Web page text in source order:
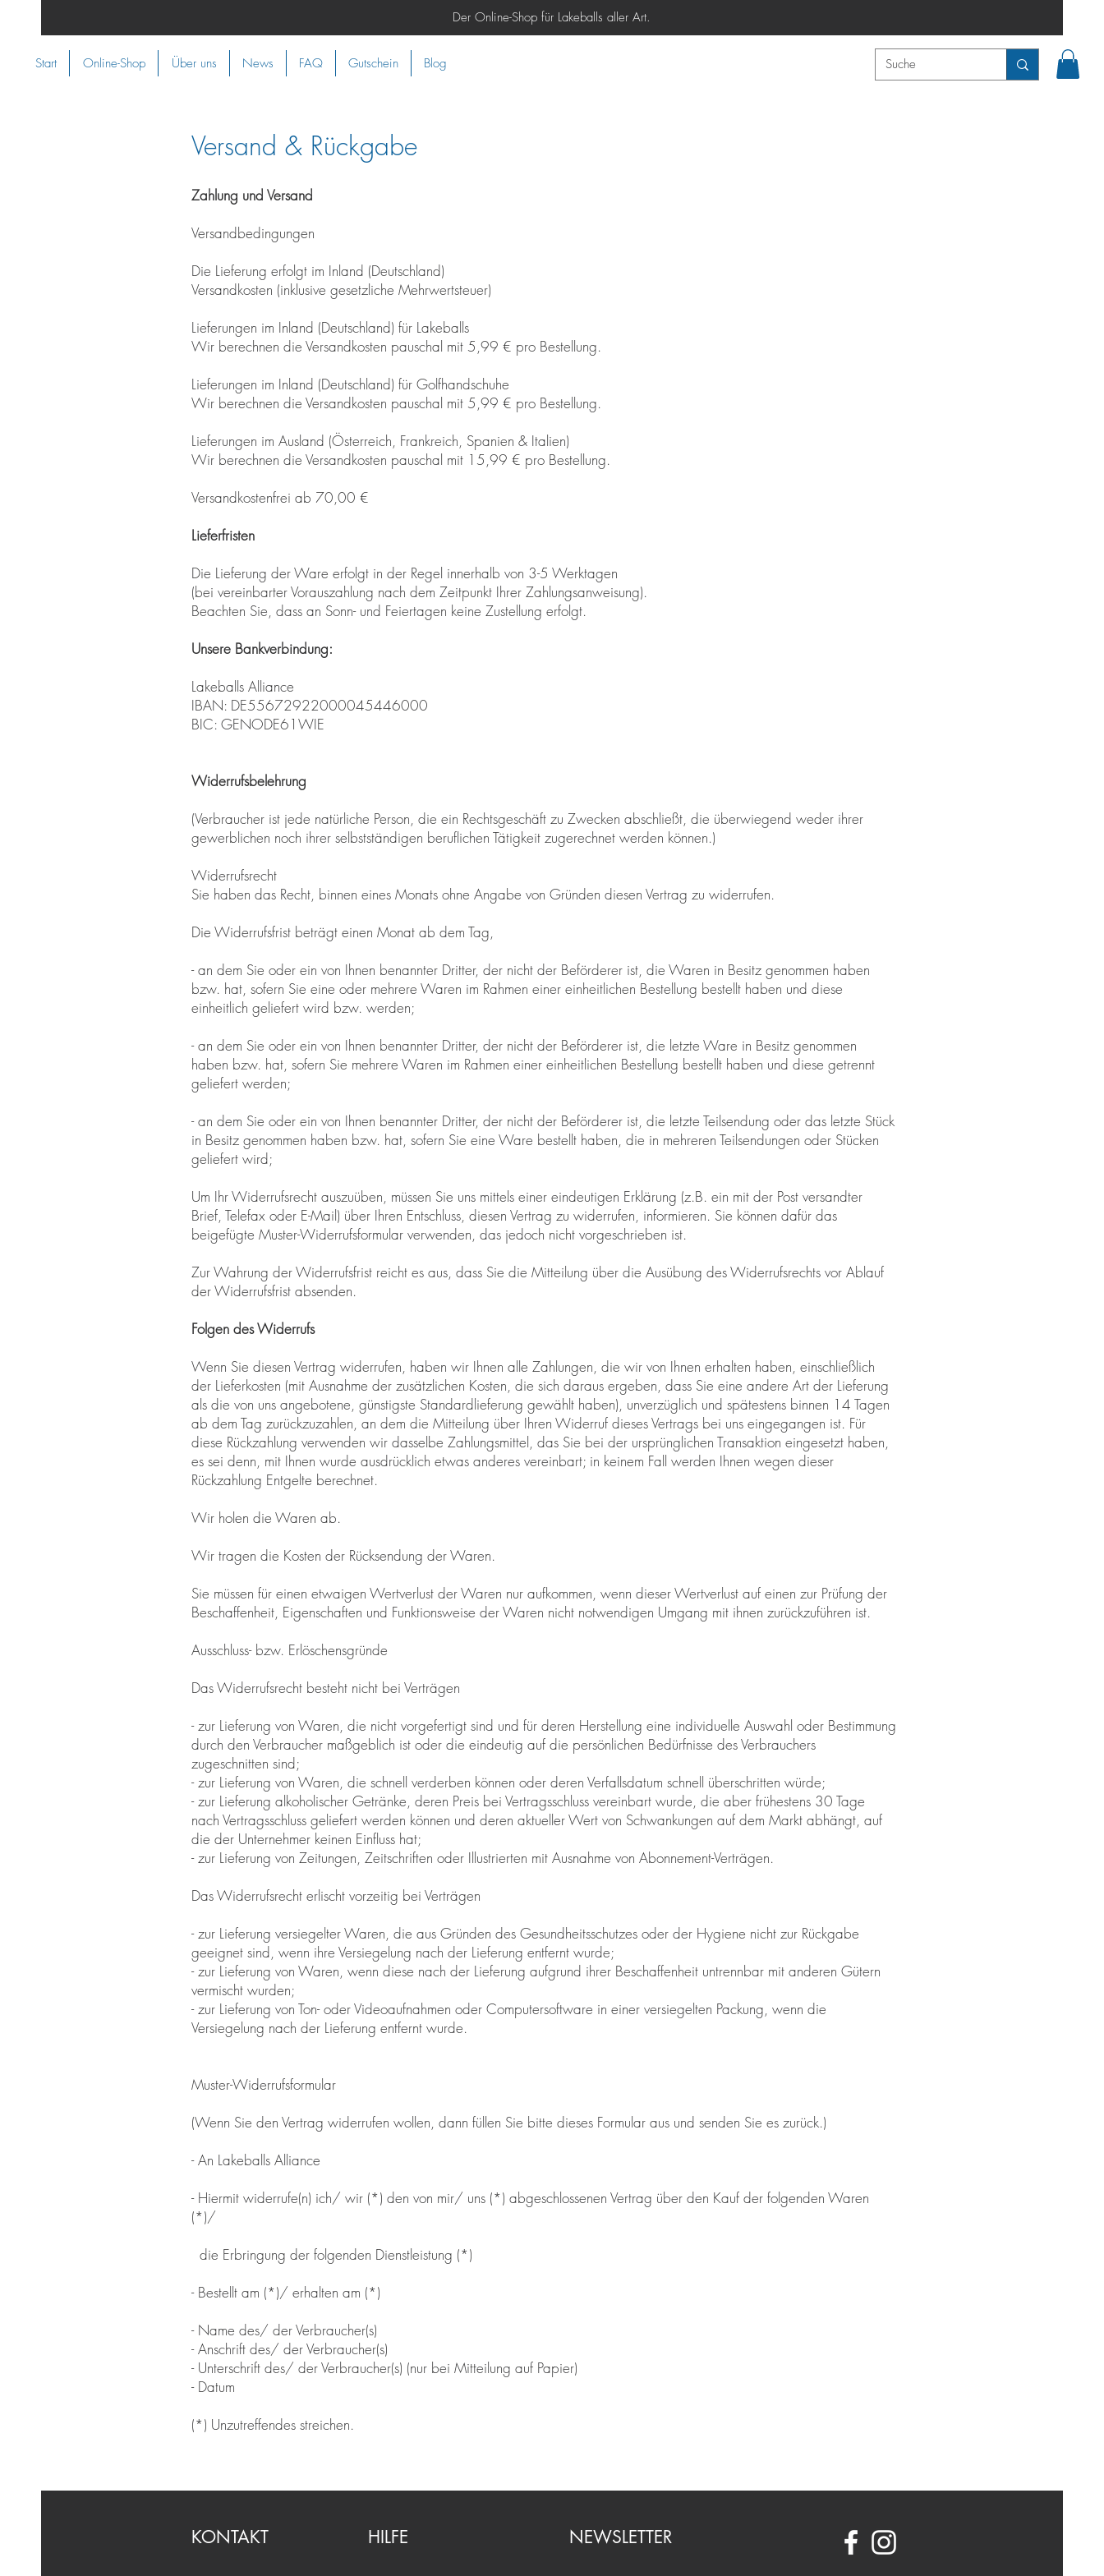
Start Online-Shop Über uns News FAQ Gutschein Blog
Der Online-Shop für Lakeballs aller Art.
Versand & Rückgabe
Zahlung und Versand
Versandbedingungen
Die Lieferung erfolgt im Inland (Deutschland)
Versandkosten (inklusive gesetzliche Mehrwertsteuer)
Lieferungen im Inland (Deutschland) für Lakeballs
Wir berechnen die Versandkosten pauschal mit 5,99 € pro Bestellung.
Lieferungen im Inland (Deutschland) für Golfhandschuhe
Wir berechnen die Versandkosten pauschal mit 5,99 € pro Bestellung.
Lieferungen im Ausland (Österreich, Frankreich, Spanien & Italien)
Wir berechnen die Versandkosten pauschal mit 15,99 € pro Bestellung.
Versandkostenfrei ab 70,00 €
Lieferfristen
Die Lieferung der Ware erfolgt in der Regel innerhalb von 3-5 Werktagen
(bei vereinbarter Vorauszahlung nach dem Zeitpunkt Ihrer Zahlungsanweisung).
Beachten Sie, dass an Sonn- und Feiertagen keine Zustellung erfolgt.
Unsere Bankverbindung:
Lakeballs Alliance
IBAN: DE55672922000045446000
BIC: GENODE61WIE
Widerrufsbelehrung
(Verbraucher ist jede natürliche Person, die ein Rechtsgeschäft zu Zwecken abschließt, die überwiegend weder ihrer
gewerblichen noch ihrer selbstständigen beruflichen Tätigkeit zugerechnet werden können.)
Widerrufsrecht
Sie haben das Recht, binnen eines Monats ohne Angabe von Gründen diesen Vertrag zu widerrufen.
Die Widerrufsfrist beträgt einen Monat ab dem Tag,
- an dem Sie oder ein von Ihnen benannter Dritter, der nicht der Beförderer ist, die Waren in Besitz genommen haben
bzw. hat, sofern Sie eine oder mehrere Waren im Rahmen einer einheitlichen Bestellung bestellt haben und diese
einheitlich geliefert wird bzw. werden;
- an dem Sie oder ein von Ihnen benannter Dritter, der nicht der Beförderer ist, die letzte Ware in Besitz genommen
haben bzw. hat, sofern Sie mehrere Waren im Rahmen einer einheitlichen Bestellung bestellt haben und diese getrennt
geliefert werden;
- an dem Sie oder ein von Ihnen benannter Dritter, der nicht der Beförderer ist, die letzte Teilsendung oder das letzte Stück
in Besitz genommen haben bzw. hat, sofern Sie eine Ware bestellt haben, die in mehreren Teilsendungen oder Stücken
geliefert wird;
Um Ihr Widerrufsrecht auszuüben, müssen Sie uns mittels einer eindeutigen Erklärung (z.B. ein mit der Post versandter
Brief, Telefax oder E-Mail) über Ihren Entschluss, diesen Vertrag zu widerrufen, informieren. Sie können dafür das
beigefügte Muster-Widerrufsformular verwenden, das jedoch nicht vorgeschrieben ist.
Zur Wahrung der Widerrufsfrist reicht es aus, dass Sie die Mitteilung über die Ausübung des Widerrufsrechts vor Ablauf
der Widerrufsfrist absenden.
Folgen des Widerrufs
Wenn Sie diesen Vertrag widerrufen, haben wir Ihnen alle Zahlungen, die wir von Ihnen erhalten haben, einschließlich
der Lieferkosten (mit Ausnahme der zusätzlichen Kosten, die sich daraus ergeben, dass Sie eine andere Art der Lieferung
als die von uns angebotene, günstigste Standardlieferung gewählt haben), unverzüglich und spätestens binnen 14 Tagen
ab dem Tag zurückzuzahlen, an dem die Mitteilung über Ihren Widerruf dieses Vertrags bei uns eingegangen ist. Für
diese Rückzahlung verwenden wir dasselbe Zahlungsmittel, das Sie bei der ursprünglichen Transaktion eingesetzt haben,
es sei denn, mit Ihnen wurde ausdrücklich etwas anderes vereinbart; in keinem Fall werden Ihnen wegen dieser
Rückzahlung Entgelte berechnet.
Wir holen die Waren ab.
Wir tragen die Kosten der Rücksendung der Waren.
Sie müssen für einen etwaigen Wertverlust der Waren nur aufkommen, wenn dieser Wertverlust auf einen zur Prüfung der
Beschaffenheit, Eigenschaften und Funktionsweise der Waren nicht notwendigen Umgang mit ihnen zurückzuführen ist.
Ausschluss- bzw. Erlöschensgründe
Das Widerrufsrecht besteht nicht bei Verträgen
- zur Lieferung von Waren, die nicht vorgefertigt sind und für deren Herstellung eine individuelle Auswahl oder Bestimmung
durch den Verbraucher maßgeblich ist oder die eindeutig auf die persönlichen Bedürfnisse des Verbrauchers
zugeschnitten sind;
- zur Lieferung von Waren, die schnell verderben können oder deren Verfallsdatum schnell überschritten würde;
- zur Lieferung alkoholischer Getränke, deren Preis bei Vertragsschluss vereinbart wurde, die aber frühestens 30 Tage
nach Vertragsschluss geliefert werden können und deren aktueller Wert von Schwankungen auf dem Markt abhängt, auf
die der Unternehmer keinen Einfluss hat;
- zur Lieferung von Zeitungen, Zeitschriften oder Illustrierten mit Ausnahme von Abonnement-Verträgen.
Das Widerrufsrecht erlischt vorzeitig bei Verträgen
- zur Lieferung versiegelter Waren, die aus Gründen des Gesundheitsschutzes oder der Hygiene nicht zur Rückgabe
geeignet sind, wenn ihre Versiegelung nach der Lieferung entfernt wurde;
- zur Lieferung von Waren, wenn diese nach der Lieferung aufgrund ihrer Beschaffenheit untrennbar mit anderen Gütern
vermischt wurden;
- zur Lieferung von Ton- oder Videoaufnahmen oder Computersoftware in einer versiegelten Packung, wenn die
Versiegelung nach der Lieferung entfernt wurde.
Muster-Widerrufsformular
(Wenn Sie den Vertrag widerrufen wollen, dann füllen Sie bitte dieses Formular aus und senden Sie es zurück.)
- An Lakeballs Alliance
- Hiermit widerrufe(n) ich/ wir (*) den von mir/ uns (*) abgeschlossenen Vertrag über den Kauf der folgenden Waren
(*)/
die Erbringung der folgenden Dienstleistung (*)
- Bestellt am (*)/ erhalten am (*)
- Name des/ der Verbraucher(s)
- Anschrift des/ der Verbraucher(s)
- Unterschrift des/ der Verbraucher(s) (nur bei Mitteilung auf Papier)
- Datum
(*) Unzutreffendes streichen.
KONTAKT HILFE NEWSLETTER